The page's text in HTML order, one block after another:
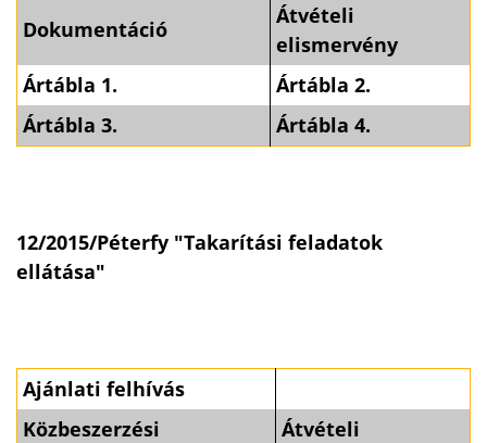
Dokumentáció
Átvételi
elismervény
Ártábla 1.
Ártábla 2.
Ártábla 3.
Ártábla 4.
12/2015/Péterfy "Takarítási feladatok
ellátása"
Ajánlati felhívás
Közbeszerzési
Átvételi